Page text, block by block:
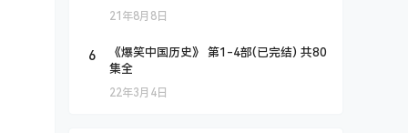
21年8月8日
6
《爆笑中国历史》 第1-4部(已完结) 共80
集全
22年3月4日